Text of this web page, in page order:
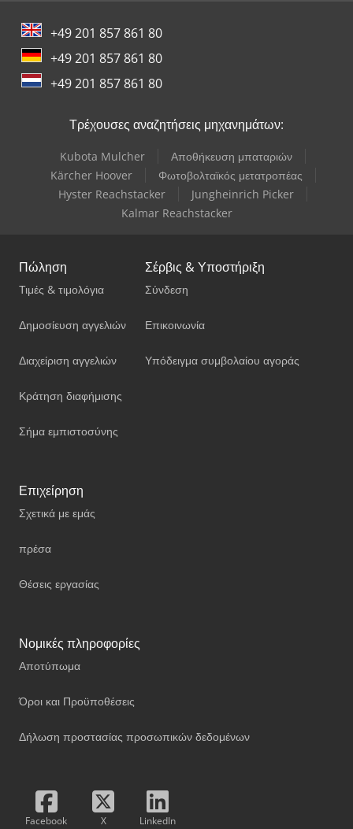
+49 201 857 861 80
+49 201 857 861 80
+49 201 857 861 80
Τρέχουσες αναζητήσεις μηχανημάτων:
Kubota Mulcher
Αποθήκευση μπαταριών
Kärcher Hoover
Φωτοβολταϊκός μετατροπέας
Hyster Reachstacker
Jungheinrich Picker
Kalmar Reachstacker
Πώληση
Τιμές & τιμολόγια
Δημοσίευση αγγελιών
Διαχείριση αγγελιών
Κράτηση διαφήμισης
Σήμα εμπιστοσύνης
Σέρβις & Υποστήριξη
Σύνδεση
Επικοινωνία
Υπόδειγμα συμβολαίου αγοράς
Επιχείρηση
Σχετικά με εμάς
πρέσα
Θέσεις εργασίας
Νομικές πληροφορίες
Αποτύπωμα
Όροι και Προϋποθέσεις
Δήλωση προστασίας προσωπικών δεδομένων
Facebook X LinkedIn